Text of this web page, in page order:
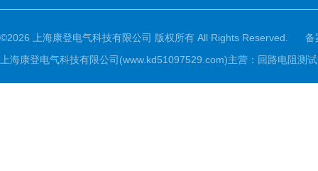
©2026 上海康登电气科技有限公司 版权所有 All Rights Reserved.
备
上海康登电气科技有限公司(www.kd51097529.com)主营：回路电阻